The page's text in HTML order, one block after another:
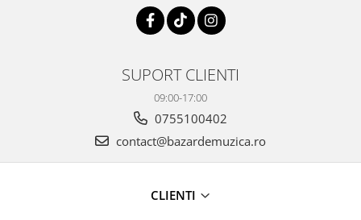
SUPORT CLIENTI
09:00-17:00
0755100402
contact@bazardemuzica.ro
CLIENTI